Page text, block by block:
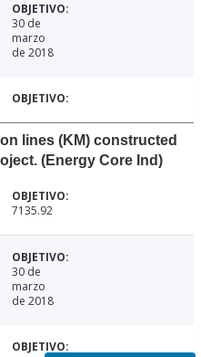
30 de
marzo
de 2018
lines (KM) constructed
(Energy Core Ind)
7135.92
30 de
marzo
de 2018